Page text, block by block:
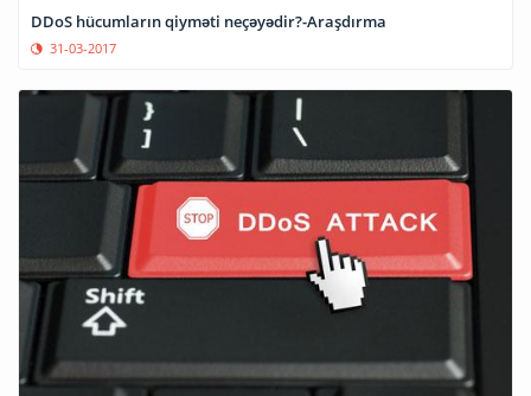
DDoS hücumların qiyməti neçəyədir?-Araşdırma
31-03-2017